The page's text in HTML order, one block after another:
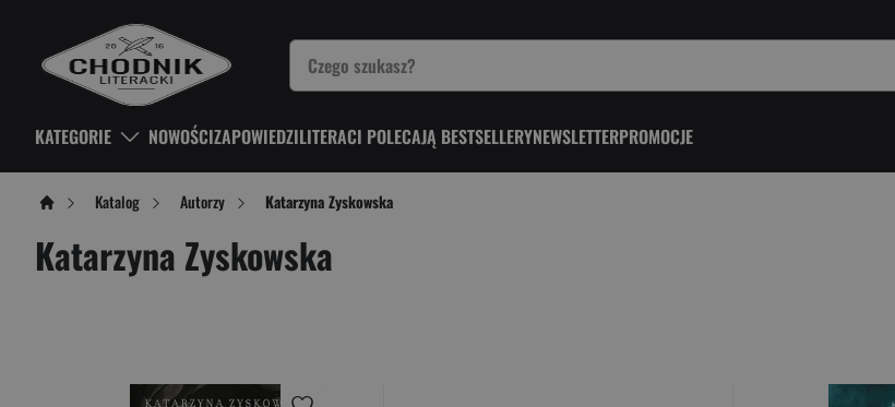
KATEGORIE NOWOŚCIZAPOWIEDZILITERACI POLECAJĄ BESTSELLERYNEWSLETTERPROMOCJE
Katalog Autorzy Katarzyna Zyskowska
Katarzyna Zyskowska